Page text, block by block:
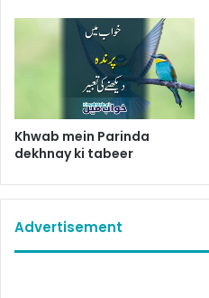
Khwab mein Parinda
dekhnay ki tabeer
Advertisement